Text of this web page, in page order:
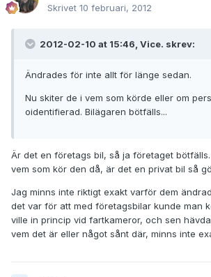
Skrivet 10 februari, 2012
2012-02-10 at 15:46, Vice. skrev:
Ändrades för inte allt för länge sedan.
Nu skiter de i vem som körde eller om
oidentifierad. Bilägaren bötfälls...
Är det en företags bil, så ja företaget
vem som kör den då, är det en privat bil så
Jag minns inte riktigt exakt varför dem
det var för att med företagsbilar kunde man
ville in princip vid fartkameror, och sen
vem det är eller något sånt där, minns inte